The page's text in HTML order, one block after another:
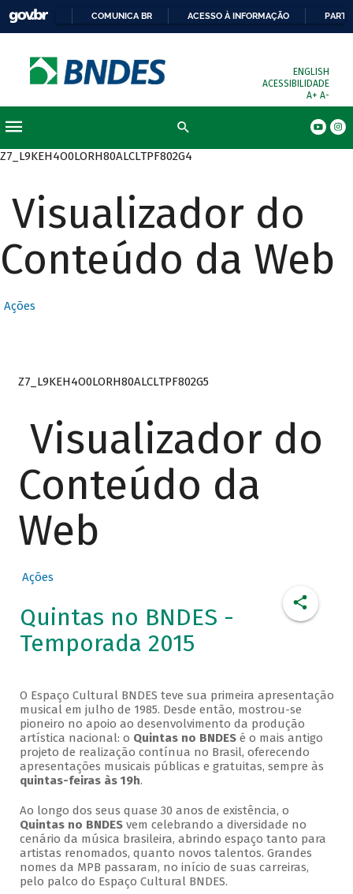
COMUNICA BR ACESSO À INFORMAÇÃO
ENGLISH
ACESSIBILIDADE
A+ A-
Z7_L9KEH4O0LORH80ALCLTPF802G4
Visualizador do
Conteúdo da Web
Ações
Z7_L9KEH4O0LORH80ALCLTPF802G5
Visualizador do
Conteúdo da
Web
Ações
Quintas no BNDES -
Temporada 2015
O Espaço Cultural BNDES teve sua primeira apresentação
musical em julho de 1985. Desde então, mostrou-se
pioneiro no apoio ao desenvolvimento da produção
artística nacional: o Quintas no BNDESé o mais antigo
projeto de realização contínua no Brasil, oferecendo
apresentações musicais públicas e gratuitas, sempre às
quintas-feiras às 19h.
Ao longo dos seus quase 30 anos de existência, o
Quintas no BNDESvem celebrando a diversidade no
cenário da música brasileira, abrindo espaço tanto para
artistas renomados, quanto novos talentos. Grandes
nomes da MPB passaram, no início de suas carreiras,
pelo palco do Espaço Cultural BNDES.